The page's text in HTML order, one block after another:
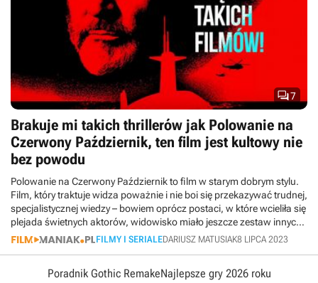
7
Brakuje mi takich thrillerów jak Polowanie na
Czerwony Październik, ten film jest kultowy nie
bez powodu
Polowanie na Czerwony Październik to film w starym dobrym stylu.
Film, który traktuje widza poważnie i nie boi się przekazywać trudnej,
specjalistycznej wiedzy – bowiem oprócz postaci, w które wcieliła się
plejada świetnych aktorów, widowisko miało jeszcze zestaw innych
bohaterów: nieożywionych.FILMY I SERIALEDARIUSZ MATUSIAK8 LIPCA 2023
Poradnik Gothic RemakeNajlepsze gry 2026 roku